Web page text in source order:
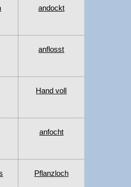
andockt
anflosst
Hand voll
anfocht
Pflanzloch